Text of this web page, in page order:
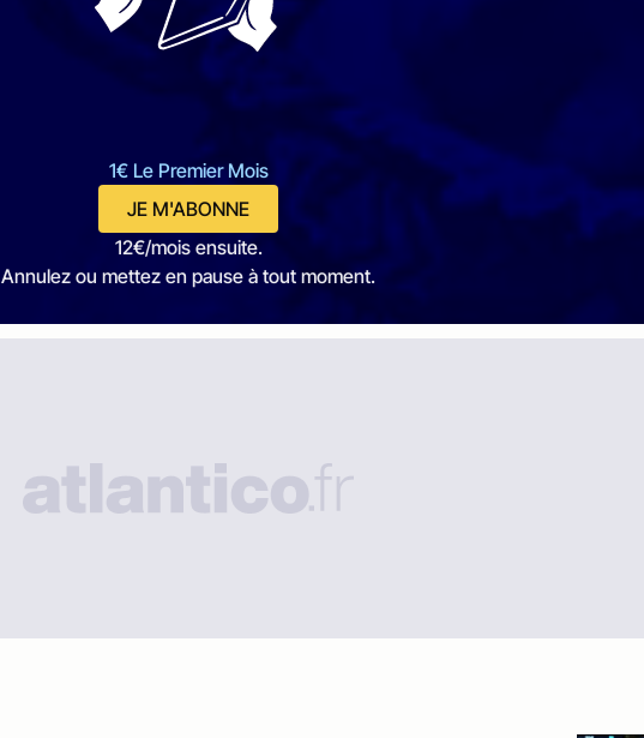
1€ Le Premier Mois
JE M'ABONNE
12€/mois ensuite.
Annulez ou mettez en pause à tout moment.